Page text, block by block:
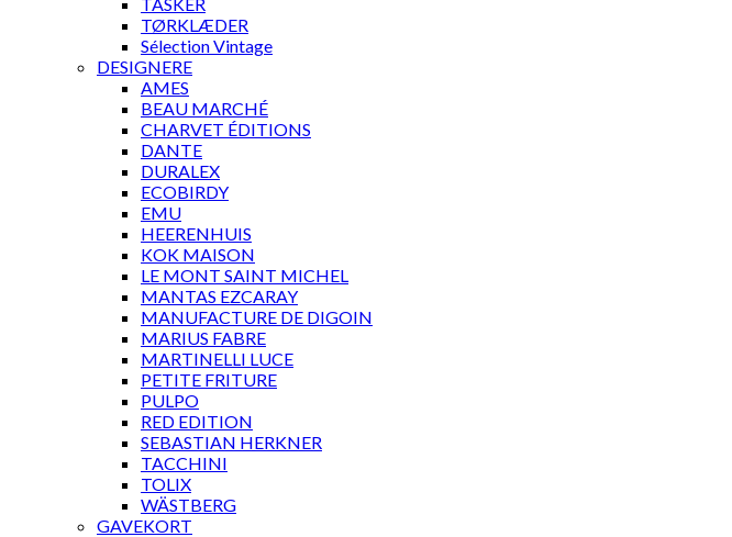
TØRKLÆDER
Sélection Vintage
DESIGNERE
AMES
BEAU MARCHÉ
CHARVET ÉDITIONS
DANTE
DURALEX
ECOBIRDY
EMU
HEERENHUIS
KOK MAISON
LE MONT SAINT MICHEL
MANTAS EZCARAY
MANUFACTURE DE DIGOIN
MARIUS FABRE
MARTINELLI LUCE
PETITE FRITURE
PULPO
RED EDITION
SEBASTIAN HERKNER
TACCHINI
TOLIX
WÄSTBERG
GAVEKORT